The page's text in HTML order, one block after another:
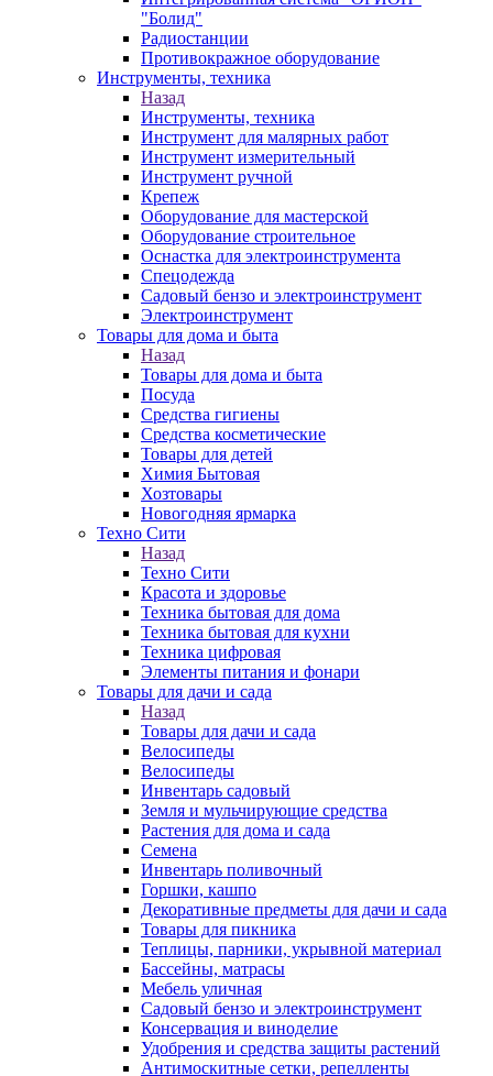
"Болид"
Радиостанции
Противокражное оборудование
Инструменты, техника
Назад
Инструменты, техника
Инструмент для малярных работ
Инструмент измерительный
Инструмент ручной
Крепеж
Оборудование для мастерской
Оборудование строительное
Оснастка для электроинструмента
Спецодежда
Садовый бензо и электроинструмент
Электроинструмент
Товары для дома и быта
Назад
Товары для дома и быта
Посуда
Средства гигиены
Средства косметические
Товары для детей
Химия Бытовая
Хозтовары
Новогодняя ярмарка
Техно Сити
Назад
Техно Сити
Красота и здоровье
Техника бытовая для дома
Техника бытовая для кухни
Техника цифровая
Элементы питания и фонари
Товары для дачи и сада
Назад
Товары для дачи и сада
Велосипеды
Велосипеды
Инвентарь садовый
Земля и мульчирующие средства
Растения для дома и сада
Семена
Инвентарь поливочный
Горшки, кашпо
Декоративные предметы для дачи и сада
Товары для пикника
Теплицы, парники, укрывной материал
Бассейны, матрасы
Мебель уличная
Садовый бензо и электроинструмент
Консервация и виноделие
Удобрения и средства защиты растений
Антимоскитные сетки, репелленты